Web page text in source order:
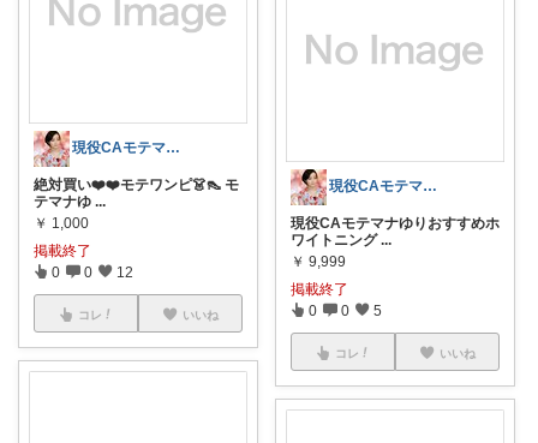
現役CAモテマナゆり
絶対買い❤️❤️モテワンピ👗👠 モ
テマナゆ ...
￥ 1,000
掲載終了
0 0 12
コレ いいね
現役CAモテマナゆり
現役CAモテマナゆりおすすめホ
ワイトニング ...
￥ 9,999
掲載終了
0 0 5
コレ いいね